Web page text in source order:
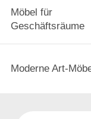
Möbel für
Geschäftsräume
Moderne Art-